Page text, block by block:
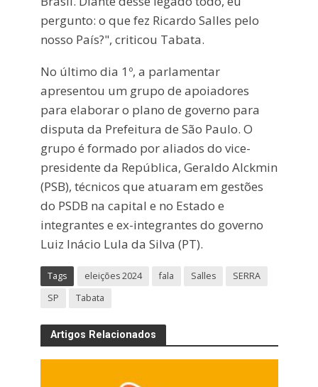
pergunto: o que fez Ricardo Salles pelo
nosso País?", criticou Tabata.
No último dia 1º, a parlamentar
apresentou um grupo de apoiadores
para elaborar o plano de governo para
disputa da Prefeitura de São Paulo. O
grupo é formado por aliados do vice-
presidente da República, Geraldo Alckmin
(PSB), técnicos que atuaram em gestões
do PSDB na capital e no Estado e
integrantes e ex-integrantes do governo
Luiz Inácio Lula da Silva (PT).
Tags eleições 2024 fala Salles
SERRA
SP
Tabata
Artigos Relacionados